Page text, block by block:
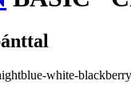
white-blackberry